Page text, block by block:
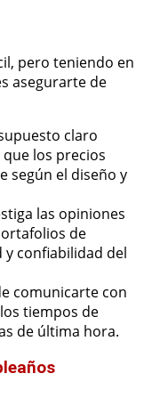
pero teniendo en
asegurarte de
claro
los precios
según el diseño y
las opiniones
de
confiabilidad del
comunicarte con
tiempos de
de última hora.